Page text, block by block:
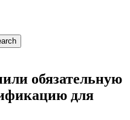
обязательную
для